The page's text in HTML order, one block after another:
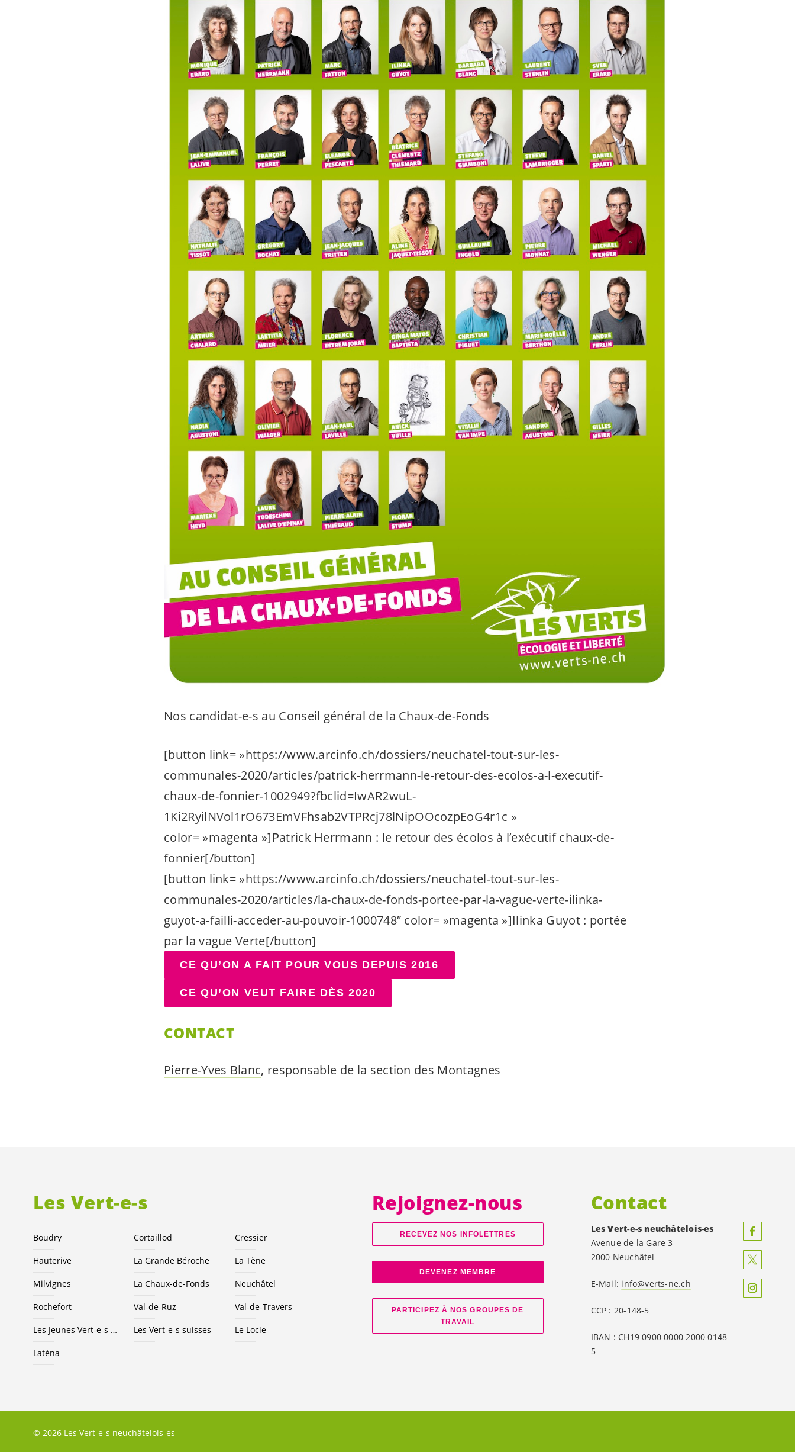
Nos candidat-e-s au Conseil général de la Chaux-de-Fonds
[button link= »https://www.arcinfo.ch/dossiers/neuchatel-tout-sur-les-
communales-2020/articles/patrick-herrmann-le-retour-des-ecolos-a-l-executif-
chaux-de-fonnier-1002949?fbclid=IwAR2wuL-
1Ki2RyilNVol1rO673EmVFhsab2VTPRcj78lNipOOcozpEoG4r1c »
color= »magenta »]Patrick Herrmann : le retour des écolos à l’exécutif chaux-de-
fonnier[/button]
[button link= »https://www.arcinfo.ch/dossiers/neuchatel-tout-sur-les-
communales-2020/articles/la-chaux-de-fonds-portee-par-la-vague-verte-ilinka-
guyot-a-failli-acceder-au-pouvoir-1000748″ color= »magenta »]Ilinka Guyot : portée
par la vague Verte[/button]
CE QU’ON A FAIT POUR VOUS DEPUIS 2016
CE QU’ON VEUT FAIRE DÈS 2020
CONTACT
Pierre-Yves Blanc, responsable de la section des Montagnes
Les Vert-e-s
Boudry Cortaillod Cressier
Hauterive La Grande Béroche La Tène
Milvignes La Chaux-de-Fonds Neuchâtel
Rochefort Val-de-Ruz Val-de-Travers
Les Jeunes Vert-e-s LesVert-e-s suisses Le Locle
Laténa
Rejoignez-nous
RECEVEZ NOS INFOLETTRES
DEVENEZ MEMBRE
PARTICIPEZ À NOS GROUPES DE
TRAVAIL
Contact
LesVert-e-s neuchâtelois-es
Avenue de la Gare 3
2000 Neuchâtel
E-Mail: info@verts-ne.ch
CCP : 20-148-5
IBAN : CH19 0900 0000 2000 0148
5
© 2026 Les Vert-e-s neuchâtelois-es